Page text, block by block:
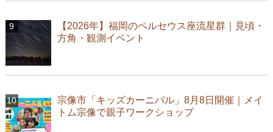
【2026年】福岡のペルセウス座流星群｜見頃・
方角・観測イベント
宗像市「キッズカーニバル」8月8日開催｜メイ
トム宗像で親子ワークショップ